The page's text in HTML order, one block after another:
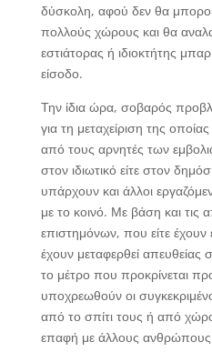
δύσκολη, αφού δεν θα
πολλούς χώρους και θα
εστιάτορας ή ιδιοκτήτης
είσοδο.
Την ίδια ώρα, σοβαρός
για τη μεταχείριση της
από τους αρνητές των
στον ιδιωτικό είτε στον
υπάρχουν και άλλοι
με το κοινό. Με βάση και τις
επιστημόνων, που είτε έχουν
έχουν μεταφερθεί απευθείας
το μέτρο που προκρίνεται
υποχρεωθούν οι
από το σπίτι τους ή από
επαφή με άλλους